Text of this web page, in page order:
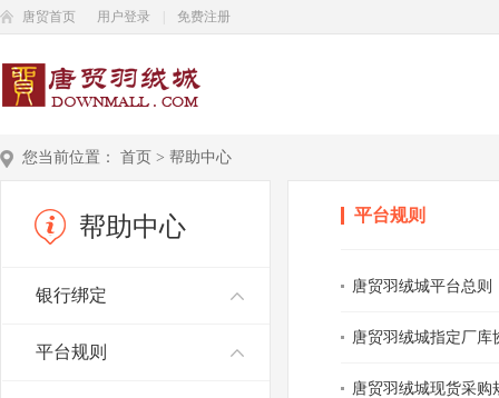
唐贸首页 用户登录 免费注册
您当前位置： 首页 > 帮助中心
帮助中心
银行绑定
平台规则
平台规则
唐贸羽绒城平台总则
唐贸羽绒城指定厂库
唐贸羽绒城现货采购